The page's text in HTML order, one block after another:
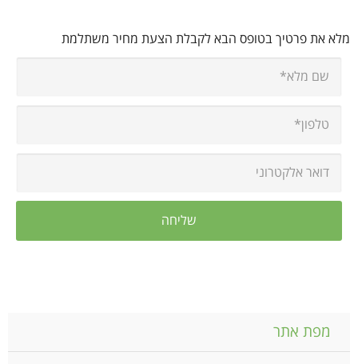
מלא את פרטיך בטופס הבא לקבלת הצעת מחיר משתלמת
מפת אתר